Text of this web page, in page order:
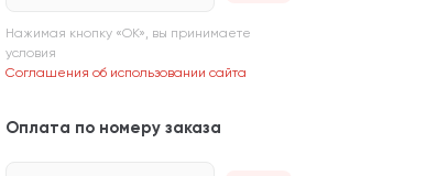
Нажимая кнопку «ОК», вы принимаете
условия
Соглашения об использовании сайта
Оплата по номеру заказа